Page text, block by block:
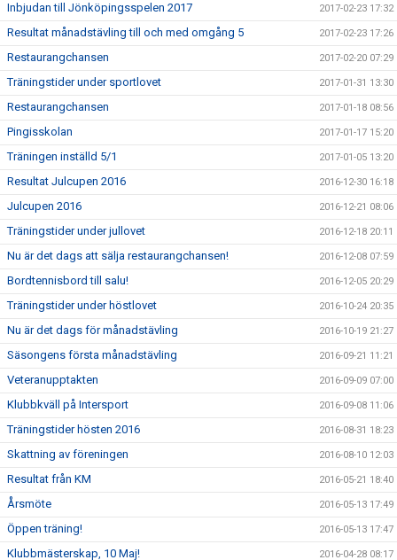
Inbjudan till Jönköpingsspelen 2017 2017-02-23 17:32
Resultat månadstävling till och med omgång 5 2017-02-23 17:26
Restaurangchansen 2017-02-20 07:29
Träningstider under sportlovet 2017-01-31 13:30
Restaurangchansen 2017-01-18 08:56
Pingisskolan 2017-01-17 15:20
Träningen inställd 5/1 2017-01-05 13:20
Resultat Julcupen 2016 2016-12-30 16:18
Julcupen 2016 2016-12-21 08:06
Träningstider under jullovet 2016-12-18 20:11
Nu är det dags att sälja restaurangchansen! 2016-12-08 07:59
Bordtennisbord till salu! 2016-12-05 20:29
Träningstider under höstlovet 2016-10-24 20:35
Nu är det dags för månadstävling 2016-10-19 21:27
Säsongens första månadstävling 2016-09-21 11:21
Veteranupptakten 2016-09-09 07:00
Klubbkväll på Intersport 2016-09-08 11:06
Träningstider hösten 2016 2016-08-31 18:23
Skattning av föreningen 2016-08-10 12:03
Resultat från KM 2016-05-21 18:40
Årsmöte 2016-05-13 17:49
Öppen träning! 2016-05-13 17:47
Klubbmästerskap, 10 Maj! 2016-04-28 08:17